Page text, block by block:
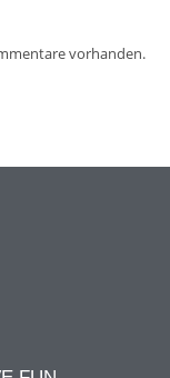
vorhanden.